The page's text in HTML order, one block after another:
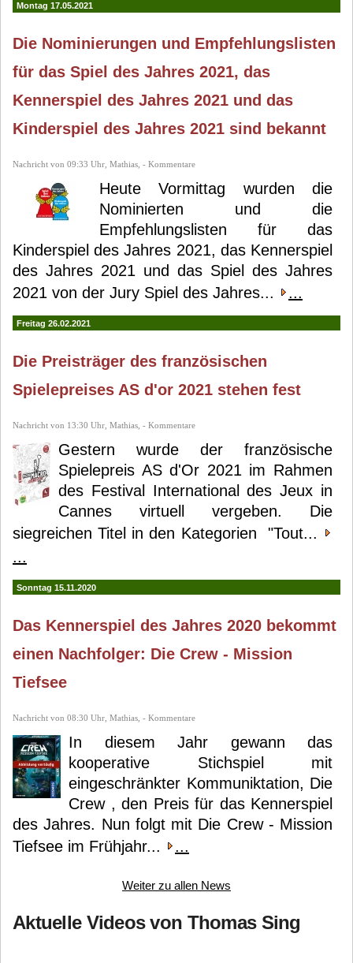
Montag 17.05.2021
Die Nominierungen und Empfehlungslisten
für das Spiel des Jahres 2021, das
Kennerspiel des Jahres 2021 und das
Kinderspiel des Jahres 2021 sind bekannt
Nachricht von 09:33 Uhr, Mathias, - Kommentare
Heute Vormittag wurden die
Nominierten und die
Empfehlungslisten für das
Kinderspiel des Jahres 2021, das Kennerspiel
des Jahres 2021 und das Spiel des Jahres
2021 von der Jury Spiel des Jahres...
...
Freitag 26.02.2021
Die Preisträger des französischen
Spielepreises AS d'or 2021 stehen fest
Nachricht von 13:30 Uhr, Mathias, - Kommentare
Gestern wurde der französische
Spielepreis AS d'Or 2021 im Rahmen
des Festival International des Jeux in
Cannes virtuell vergeben. Die
siegreichen Titel in den Kategorien "Tout...
...
Sonntag 15.11.2020
Das Kennerspiel des Jahres 2020 bekommt
einen Nachfolger: Die Crew - Mission
Tiefsee
Nachricht von 08:30 Uhr, Mathias, - Kommentare
In diesem Jahr gewann das
kooperative Stichspiel mit
eingeschränkter Kommuniktation, Die
Crew , den Preis für das Kennerspiel
des Jahres. Nun folgt mit Die Crew - Mission
Tiefsee im Frühjahr...
...
Weiter zu allen News
Aktuelle Videos von Thomas Sing